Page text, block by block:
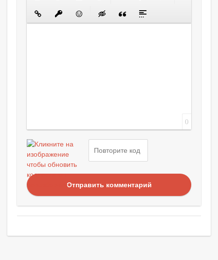
0
Отправить комментарий